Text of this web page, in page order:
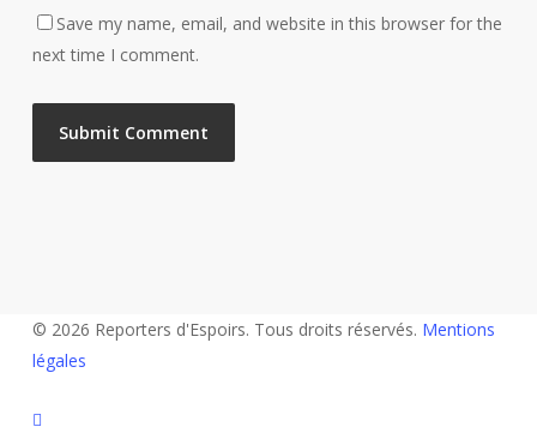
Save my name, email, and website in this browser for the
next time I comment.
© 2026 Reporters d'Espoirs. Tous droits réservés. Mentions
légales
twitter